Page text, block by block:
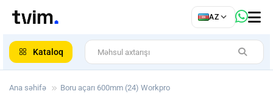
AZ
Kataloq
Ana səhifə Boru açarı 600mm (24) Workpro